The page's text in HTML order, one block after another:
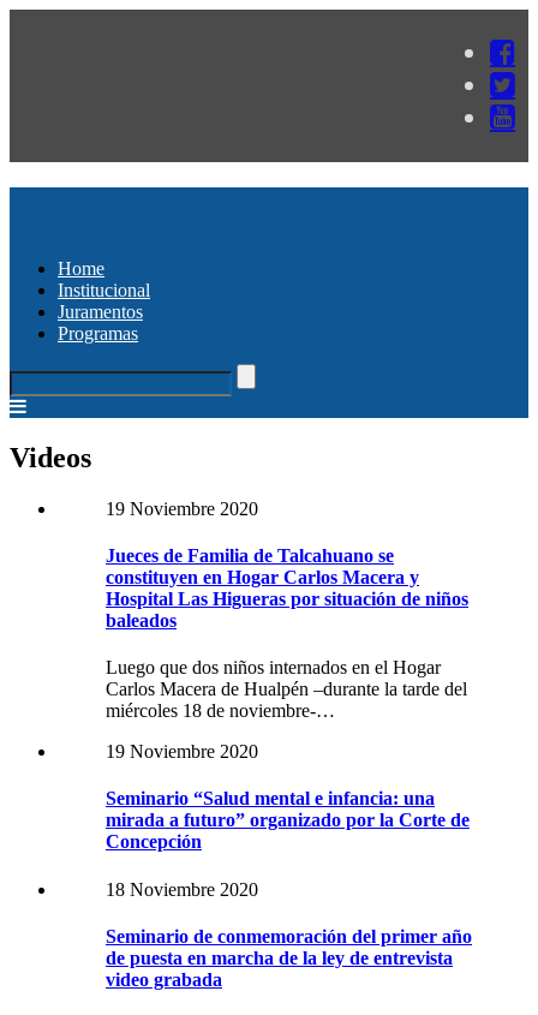
Home
Institucional
Juramentos
Programas
Videos
19 Noviembre 2020
Jueces de Familia de Talcahuano se
constituyen en Hogar Carlos Macera y
Hospital Las Higueras por situación de niños
baleados
Luego que dos niños internados en el Hogar
Carlos Macera de Hualpén –durante la tarde del
miércoles 18 de noviembre-…
19 Noviembre 2020
Seminario “Salud mental e infancia: una
mirada a futuro” organizado por la Corte de
Concepción
18 Noviembre 2020
Seminario de conmemoración del primer año
de puesta en marcha de la ley de entrevista
video grabada